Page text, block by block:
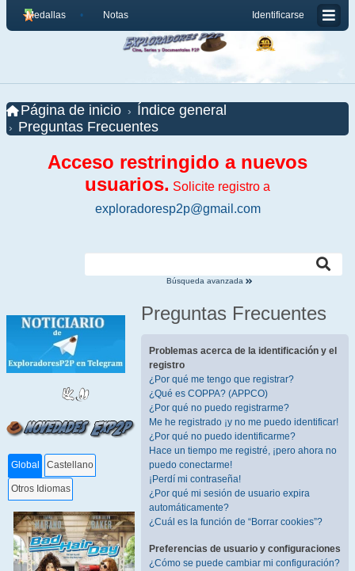
Identificarse
Medallas Notas
Página de inicio
Índice general
Preguntas Frecuentes
Acceso restringido a nuevos
usuarios. Solicite registro a
exploradoresp2p@gmail.com
Búsqueda avanzada
Global Castellano
Otros Idiomas
Preguntas Frecuentes
Problemas acerca de la identificación y el
registro
¿Por qué me tengo que registrar?
¿Qué es COPPA? (APPCO)
¿Por qué no puedo registrarme?
Me he registrado ¡y no me puedo identificar!
¿Por qué no puedo identificarme?
Hace un tiempo me registré, ¡pero ahora no
puedo conectarme!
¡Perdí mi contraseña!
¿Por qué mi sesión de usuario expira
automáticamente?
¿Cuál es la función de “Borrar cookies”?
Preferencias de usuario y configuraciones
¿Cómo se puede cambiar mi configuración?